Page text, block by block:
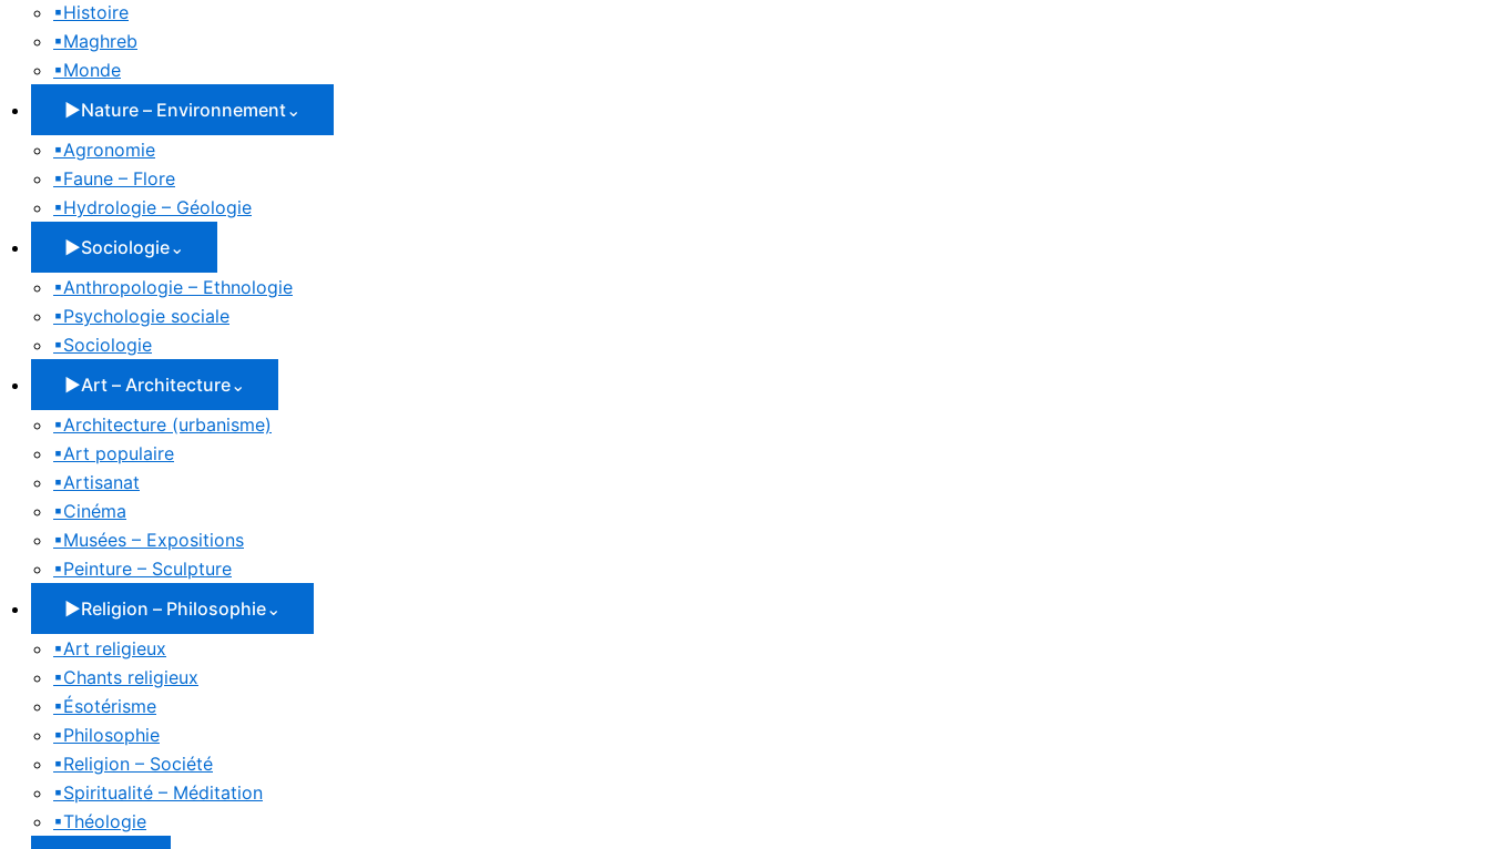
▪Histoire
▪Maghreb
▪Monde
▶Nature – Environnement⌄
▪Agronomie
▪Faune – Flore
▪Hydrologie – Géologie
▶Sociologie⌄
▪Anthropologie – Ethnologie
▪Psychologie sociale
▪Sociologie
▶Art – Architecture⌄
▪Architecture (urbanisme)
▪Art populaire
▪Artisanat
▪Cinéma
▪Musées – Expositions
▪Peinture – Sculpture
▶Religion – Philosophie⌄
▪Art religieux
▪Chants religieux
▪Ésotérisme
▪Philosophie
▪Religion – Société
▪Spiritualité – Méditation
▪Théologie